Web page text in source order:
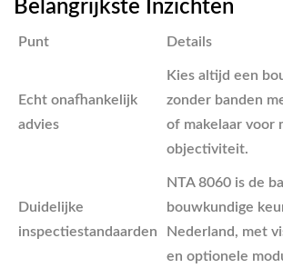
Belangrijkste Inzichten
Punt Details
Echt onafhankelijk
advies
Kies altijd een
zonder banden
of makelaar voor
objectiviteit.
Duidelijke
inspectiestandaarden
NTA 8060 is de
bouwkundige
Nederland, met
en optionele